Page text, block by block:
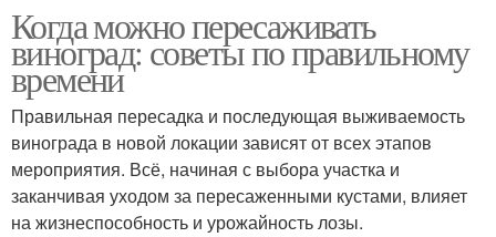
Когда можно пересаживать
виноград: советы по правильному
времени
Правильная пересадка и последующая выживаемость
винограда в новой локации зависят от всех этапов
мероприятия. Всё, начиная с выбора участка и
заканчивая уходом за пересаженными кустами, влияет
на жизнеспособность и урожайность лозы.